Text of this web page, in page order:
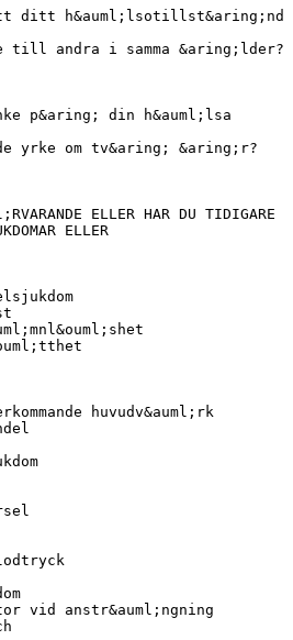
att ditt h&auml;lsotillst&aring;nd
till andra i samma &aring;lder?
p&aring; din h&auml;lsa
yrke om tv&aring; &aring;r?
ELLER HAR DU TIDIGARE
ELLER
huvudv&auml;rk
vid anstr&auml;ngning